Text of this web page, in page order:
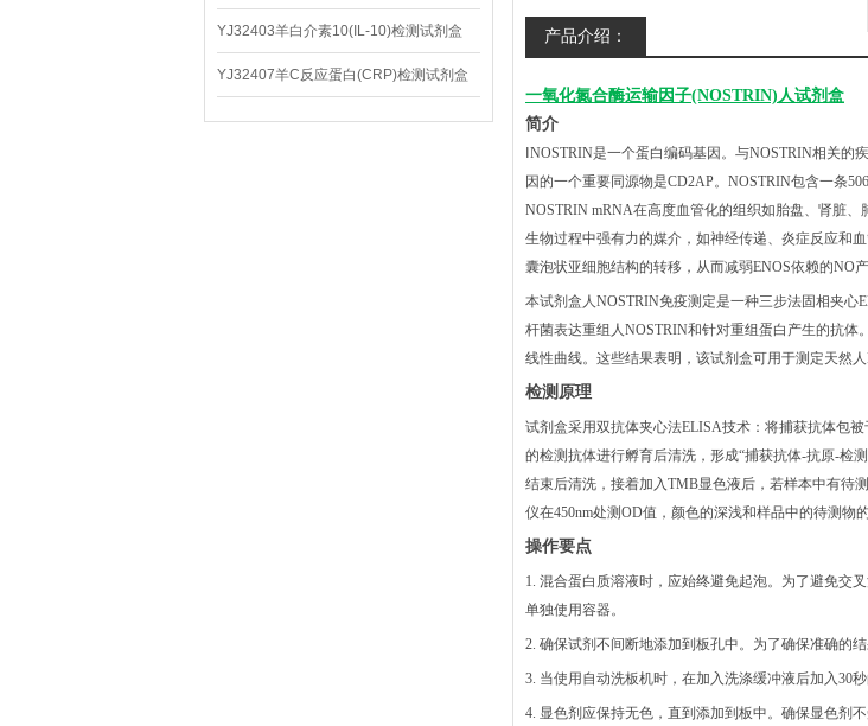
盒
YJ32403羊白介素10(IL-10)检测试剂盒
YJ32407羊C反应蛋白(CRP)检测试剂盒
产品介绍：
一氧化氮合酶运输因子(NOSTRIN)人试剂盒
简介
ⅠNOSTRIN是一个蛋白编码基因。与NOSTRIN相关
因的一个重要同源物是CD2AP。NOSTRIN包含一条
NOSTRIN mRNA在高度血管化的组织如胎盘、肾脏
生物过程中强有力的媒介，如神经传递、炎症反应和
囊泡状亚细胞结构的转移，从而减弱ENOS依赖的NO产
本试剂盒人NOSTRIN免疫测定是一种三步法固相夹心
杆菌表达重组人NOSTRIN和针对重组蛋白产生的抗
线性曲线。这些结果表明，该试剂盒可用于测定天然人
检测原理
试剂盒采用双抗体夹心法ELISA技术：将捕获抗体包
的检测抗体进行孵育后清洗，形成“捕获抗体-抗原-检
结束后清洗，接着加入TMB显色液后，若样本中有待
仪在450nm处测OD值，颜色的深浅和样品中的待测
操作要点
1. 混合蛋白质溶液时，应始终避免起泡。为了避免交
单独使用容器。
2. 确保试剂不间断地添加到板孔中。为了确保准确的
3. 当使用自动洗板机时，在加入洗涤缓冲液后加入30
4. 显色剂应保持无色，直到添加到板中。确保显色剂